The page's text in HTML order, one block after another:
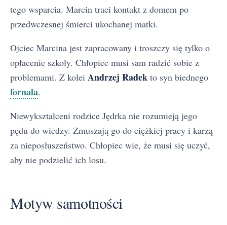
tego wsparcia. Marcin traci kontakt z domem po
przedwczesnej śmierci ukochanej matki.
Ojciec Marcina jest zapracowany i troszczy się tylko o
opłacenie szkoły. Chłopiec musi sam radzić sobie z
problemami. Z kolei Andrzej Radek to syn biednego
fornala.
Niewykształceni rodzice Jędrka nie rozumieją jego
pędu do wiedzy. Zmuszają go do ciężkiej pracy i karzą
za nieposłuszeństwo. Chłopiec wie, że musi się uczyć,
aby nie podzielić ich losu.
Motyw samotności